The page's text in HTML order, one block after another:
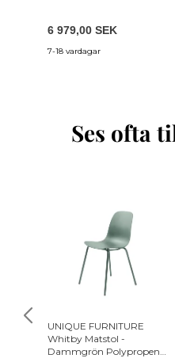
6 979,00 SEK
7-18 vardagar
Ses ofta
UNIQUE FURNITURE
Whitby Matstol -
Dammgrön Polypropen